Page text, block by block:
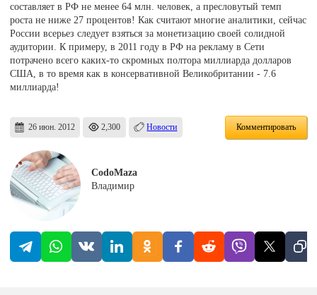
составляет в РФ не менее 64 млн. человек, а пресловутый темп
роста не ниже 27 процентов! Как считают многие аналитики, сейчас
России всерьез следует взяться за монетизацию своей солидной
аудитории. К примеру, в 2011 году в РФ на рекламу в Сети
потрачено всего каких-то скромных полтора миллиарда долларов
США, в то время как в консервативной Великобритании - 7.6
миллиарда!
26 июн. 2012 2,300 Новости Комментировать
CodoMaza
Владимир